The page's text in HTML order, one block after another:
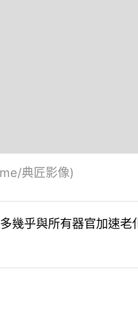
典匠影像)
幾乎與所有器官加速